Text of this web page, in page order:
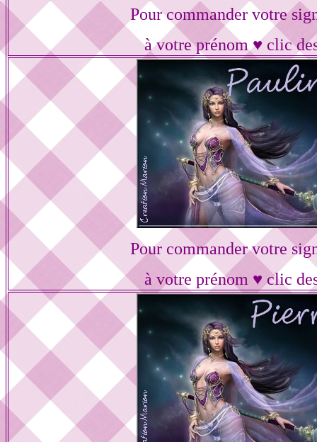
Pour commander votre
à votre prénom ♥ clic
Pour commander votre
à votre prénom ♥ clic